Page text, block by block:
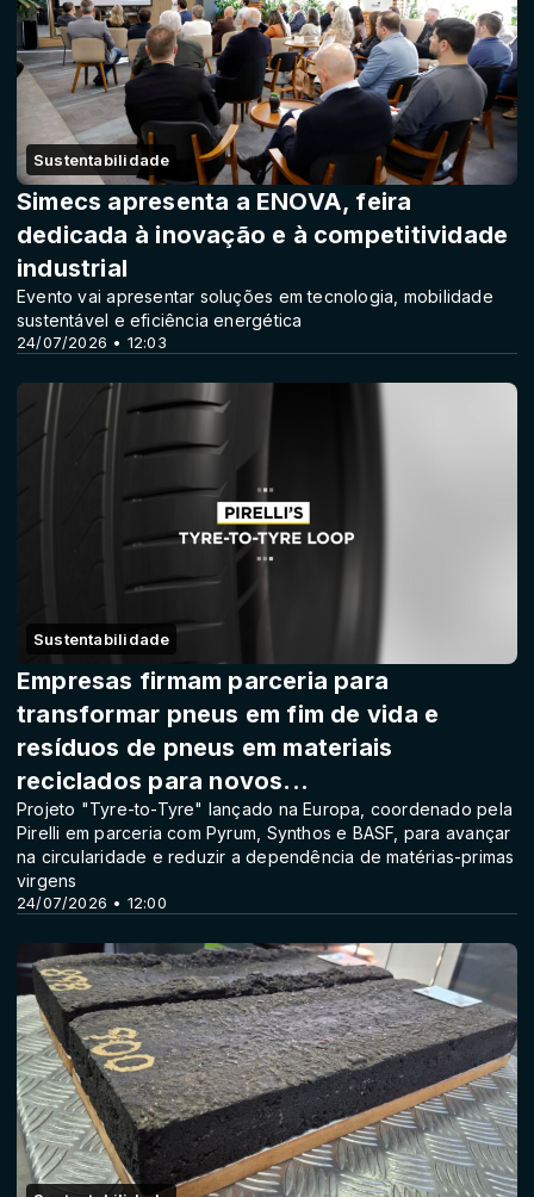
Sustentabilidade
24/07/2026 • 12:03
Simecs apresenta a ENOVA, feira
dedicada à inovação e à competitividade
industrial
Evento vai apresentar soluções em tecnologia, mobilidade
sustentável e eficiência energética
Sustentabilidade
24/07/2026 • 12:00
Empresas firmam parceria para
transformar pneus em fim de vida e
resíduos de pneus em materiais
reciclados para novos...
Projeto "Tyre-to-Tyre" lançado na Europa, coordenado pela
Pirelli em parceria com Pyrum, Synthos e BASF, para avançar
na circularidade e reduzir a dependência de matérias-primas
virgens